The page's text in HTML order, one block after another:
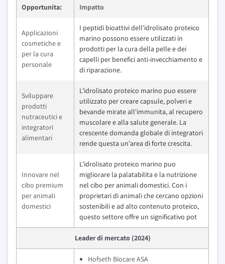
Opportunita: Impatto
Applicazioni
cosmetiche e
per la cura
personale
I peptidi bioattivi dell'idrolisato proteico
marino possono essere utilizzati in
prodotti per la cura della pelle e dei
capelli per benefici anti-invecchiamento e
di riparazione.
Sviluppare
prodotti
nutraceutici e
integratori
alimentari
L'idrolisato proteico marino puo essere
utilizzato per creare capsule, polveri e
bevande mirate all'immunita, al recupero
muscolare e alla salute generale. La
crescente domanda globale di integratori
rende questa un'area di forte crescita.
Innovare nel
cibo premium
per animali
domestici
L'idrolisato proteico marino puo
migliorare la palatabilita e la nutrizione
nel cibo per animali domestici. Con i
proprietari di animali che cercano opzioni
sostenibili e ad alto contenuto proteico,
questo settore offre un significativo pot
Leader di mercato (2024)
Hofseth Biocare ASA